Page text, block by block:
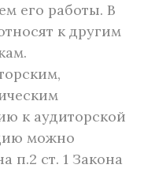
его работы. В
к другим
к аудиторской
можно
п.2 ст. 1 Закона